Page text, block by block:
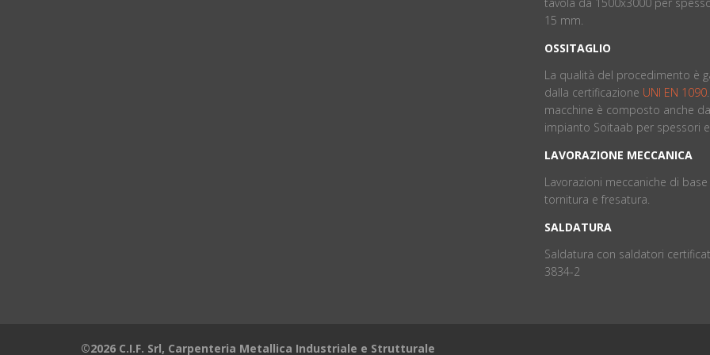
15 mm.
OSSITAGLIO
La qualità del procedimento è
dalla certificazione UNI EN 1090
macchine è composto anche
impianto Soitaab per spessori
LAVORAZIONE MECCANICA
Lavorazioni meccaniche di
tornitura e fresatura.
SALDATURA
Saldatura con saldatori
3834-2
©2026 C.I.F. Srl, Carpenteria Metallica Industriale e Strutturale